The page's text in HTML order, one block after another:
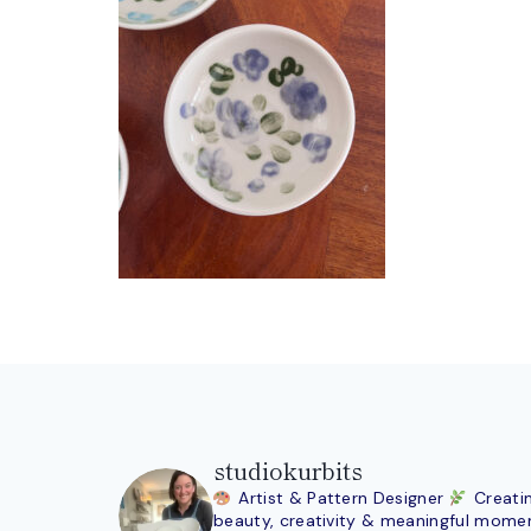
studiokurbits
Artist & Pattern Designer
beauty, creativity & meaningful